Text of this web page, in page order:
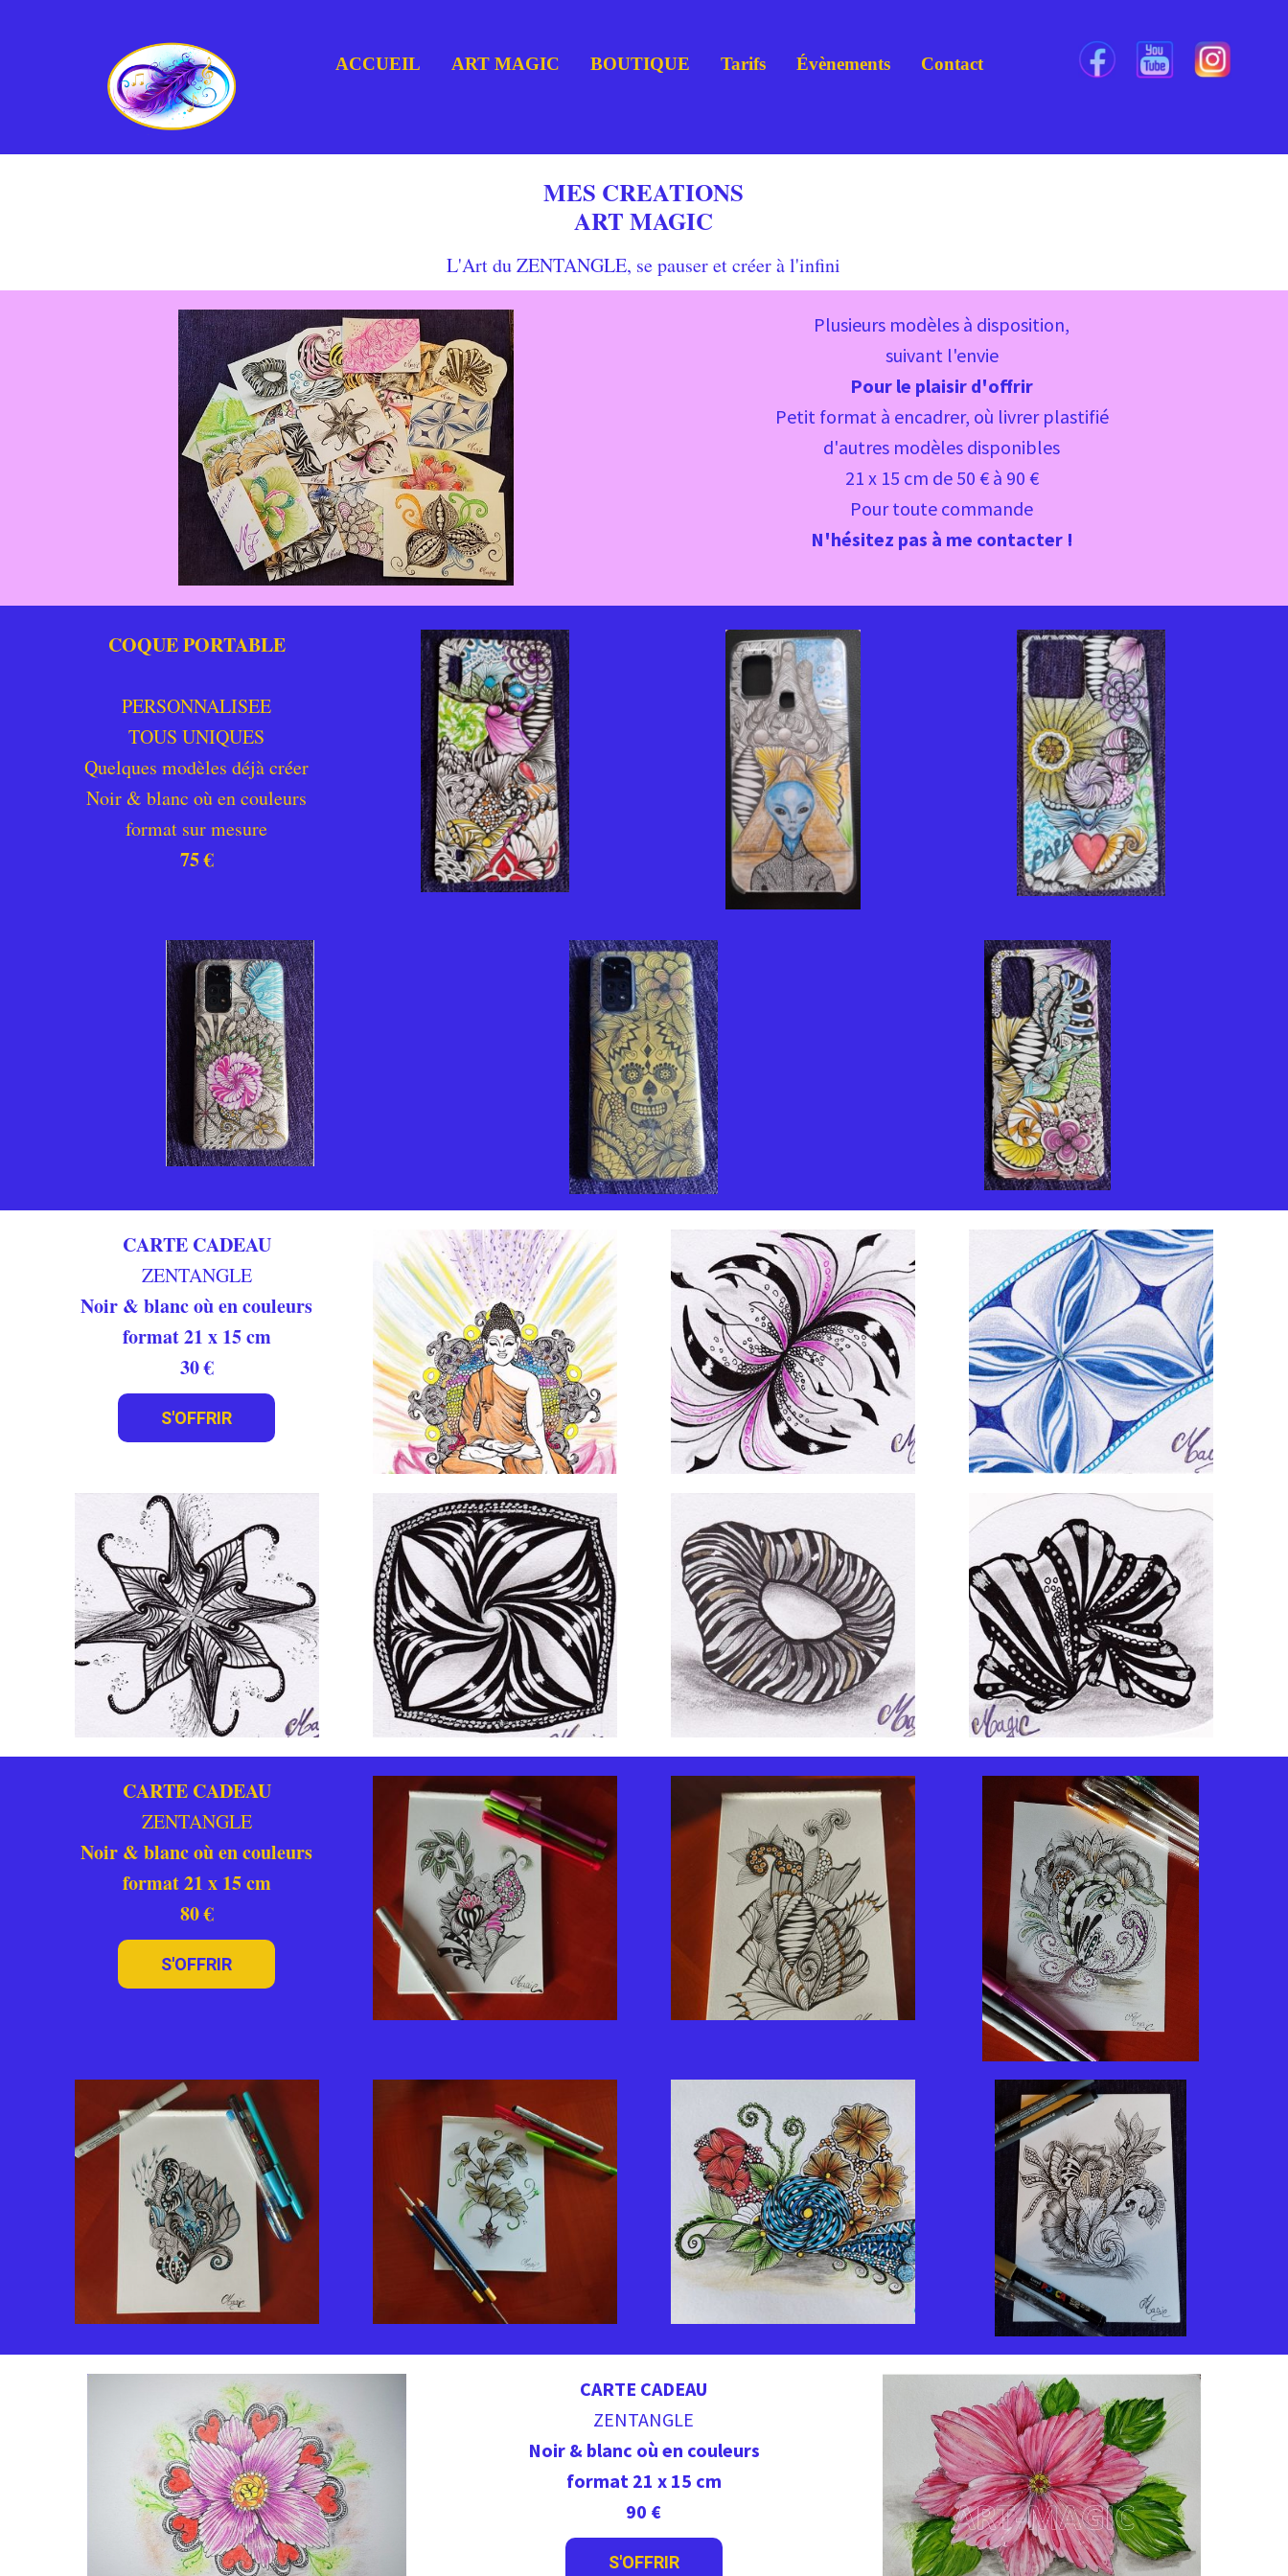
ACCUEIL ART MAGIC BOUTIQUE Tarifs Évènements Contact
MES CREATIONS
ART MAGIC
L'Art du ZENTANGLE, se pauser et créer à l'infini
Plusieurs modèles à disposition,
suivant l'envie
Pour le plaisir d'offrir
Petit format à encadrer, où livrer plastifié
d'autres modèles disponibles
21 x 15 cm de 50 € à 90 €
Pour toute commande
N'hésitez pas à me contacter !
COQUE PORTABLE
PERSONNALISEE
TOUS UNIQUES
Quelques modèles déjà créer
Noir & blanc où en couleurs
format sur mesure
75 €
CARTE CADEAU
ZENTANGLE
Noir & blanc où en couleurs
format 21 x 15 cm
30 €
S'OFFRIR
CARTE CADEAU
ZENTANGLE
Noir & blanc où en couleurs
format 21 x 15 cm
80 €
S'OFFRIR
CARTE CADEAU
ZENTANGLE
Noir & blanc où en couleurs
format 21 x 15 cm
90 €
S'OFFRIR